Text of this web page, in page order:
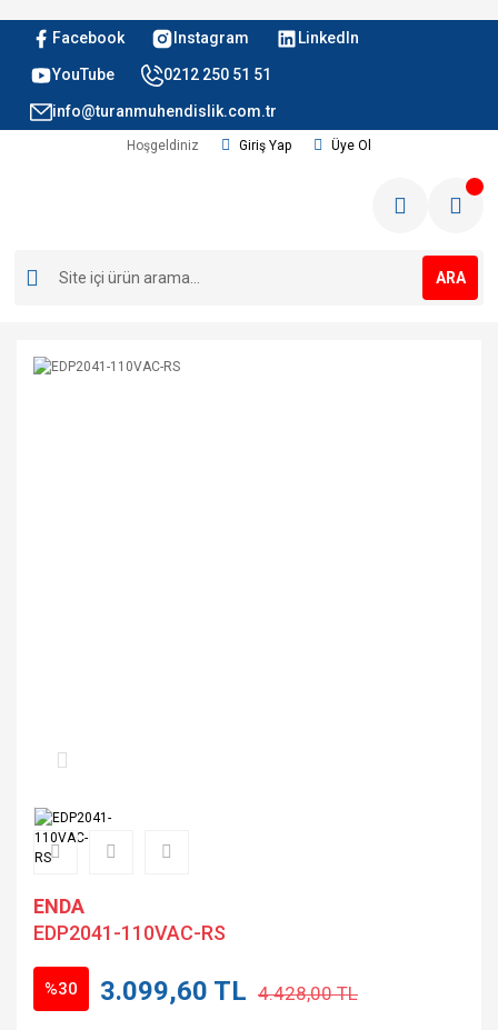
Facebook Instagram LinkedIn
YouTube 0212 250 51 51
info@turanmuhendislik.com.tr
Hoşgeldiniz Giriş Yap Üye Ol
ARA
ENDA
EDP2041-110VAC-RS
%30 3.099,60 TL 4.428,00 TL